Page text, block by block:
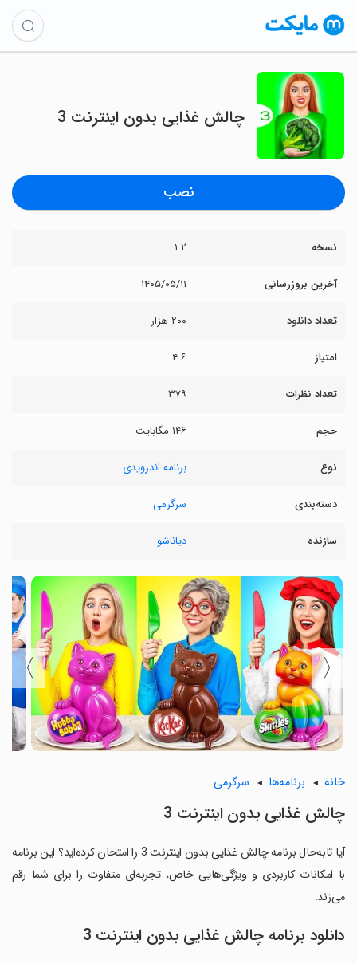
‏‏‏چالش غذایی بدون اینترنت 3
نصب
نسخه ۱.۲
آخرین بروزرسانی ۱۴۰۵/۰۵/۱۱
تعداد دانلود ۲۰۰ هزار
امتیاز ۴.۶
تعداد نظرات ۳۷۹
حجم ۱۴۶ مگابایت
نوع برنامه اندرویدی
دسته‌بندی سرگرمی
سازنده دیاناشو
〈
〉
خانه برنامه‌ها سرگرمی
‏‏‏چالش غذایی بدون اینترنت 3
آیا تابه‌حال برنامه ‏‏‏چالش غذایی بدون اینترنت 3 را امتحان کرده‌اید؟ این برنامه
با امکانات کاربردی و ویژگی‌هایی خاص، تجربه‌ای متفاوت را برای شما رقم
می‌زند.
دانلود برنامه ‏‏‏چالش غذایی بدون اینترنت 3